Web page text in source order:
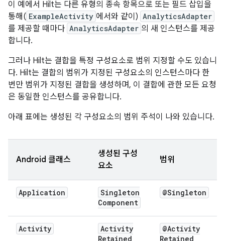
이 예에서 Hilt는 다른 유형의 종속 항목으로 또는 필드 삽입을
통해( ExampleActivity 에서와 같이) AnalyticsAdapter
를 제공할 때마다 AnalyticsAdapter 의 새 인스턴스를 제공
합니다.
그러나 Hilt는 결합을 특정 구성요소로 범위 지정할 수도 있습니
다. Hilt는 결합의 범위가 지정된 구성요소의 인스턴스마다 한
번만 범위가 지정된 결합을 생성하며, 이 결합에 관한 모든 요청
은 동일한 인스턴스를 공유합니다.
아래 표에는 생성된 각 구성요소의 범위 주석이 나와 있습니다.
Android 클래스
생성된 구성
요소
범위
Application
Singleton
Component
@Singleton
Activity
Activity
Retained
@Activity
Retained